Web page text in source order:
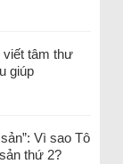
viết tâm thư
giúp
Vì sao Tô
thứ 2?